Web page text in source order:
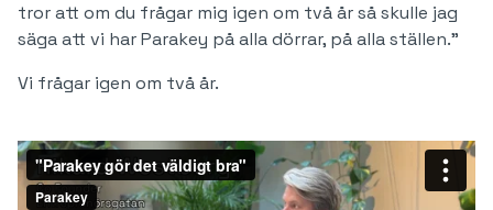
tror att om du frågar mig igen om två år så skulle jag
säga att vi har Parakey på alla dörrar, på alla ställen.”
Vi frågar igen om två år.